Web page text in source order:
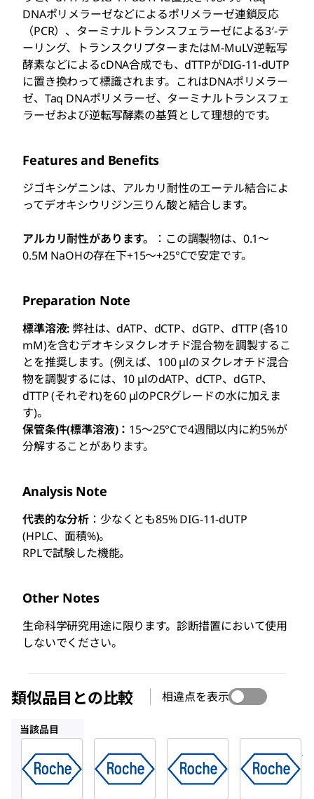
DNAポリメラーゼなどによるポリメラーゼ連鎖反応
（PCR）、ターミナルトランスフェラーゼによる3′-テ
ーリング、トランスクリプターまたはM-MuLV逆転写
酵素などによるcDNA合成でも、dTTPがDIG-11-dUTP
に置き換わって標識されます。これはDNAポリメラー
ゼ、Taq DNAポリメラーゼ、ターミナルトランスフェ
ラーゼおよび逆転写酵素の基質として理想的です。
Features and Benefits
ジゴキシゲニンは、アルカリ耐性のエーテル結合によ
ってデオキシウリジン三りん酸と結合します。
アルカリ耐性があります。
：この調製物は、0.1～
0.5M NaOHの存在下+15～+25°Cで安定です。
Preparation Note
標準溶液:弊社は、dATP、dCTP、dGTP、dTTP (各10
mM)を含むデオキシヌクレオチド混合物を調製するこ
とを推奨します。(例えば、 100 μlのヌクレオチド混合
物を調製するには、10 μlのdATP、dCTP、dGTP、
dTTP (それぞれ)を60 μlのPCRグレードの水に加えま
す)。
保管条件(標準溶液)： 15～25°Cで4週間以内に約5%が
分解することがあります。
Analysis Note
代表的な分析 ：少なくとも85% DIG-11-dUTP
(HPLC、面積%)。
RPLで試験した機能。
Other Notes
生命科学研究用途に限ります。診断措置において使用
しないでください。
類似品目との比較 相違点を表示
当該品目
DIUTPS-
RO
DIUTP-
RO
11363905910
ジゴキシ